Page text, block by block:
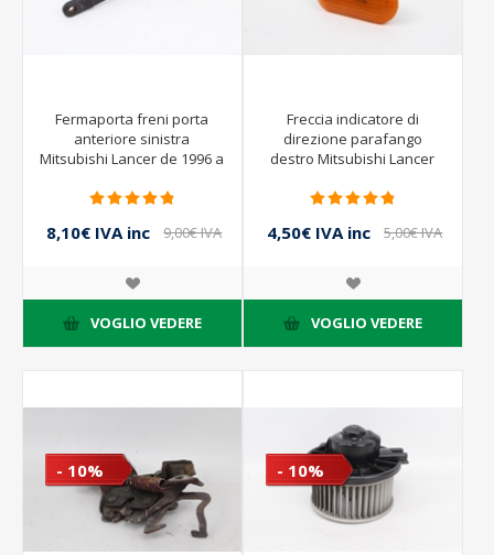
Fermaporta freni porta
anteriore sinistra
Mitsubishi Lancer de 1996 a
8,10€ IVA inc
9,00€ IVA
VOGLIO VEDERE
Freccia indicatore di
direzione parafango
destro Mitsubishi Lancer
4,50€ IVA inc
5,00€ IVA
VOGLIO VEDERE
- 10% - 10%